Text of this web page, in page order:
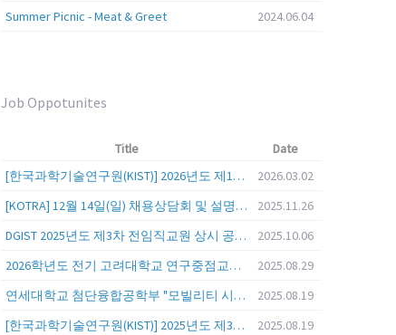
Summer Picnic - Meat & Greet
2024.06.04
Job Oppotunites
Title
Date
[한국과학기술연구원(KIST)] 2026년도 제1차 연구부문 공개채용 안내
2026.03.02
[KOTRA] 12월 14일(일) 채용상담회 및 설명회를 안내
2025.11.26
DGIST 2025년도 제3차 전임직교원 상시 공개초빙 공고
2025.10.06
2026학년도 전기 고려대학교 연구중점교수 초빙 공고
2025.08.29
연세대학교 첨단융합공학부 "모빌리티 시스템 전 분야" 전임교원 특별채용 (2026년 9월 1일자 임용 예정)
2025.08.19
[한국과학기술연구원(KIST)] 2025년도 제3차 연구부문 공개채용 안내
2025.08.19